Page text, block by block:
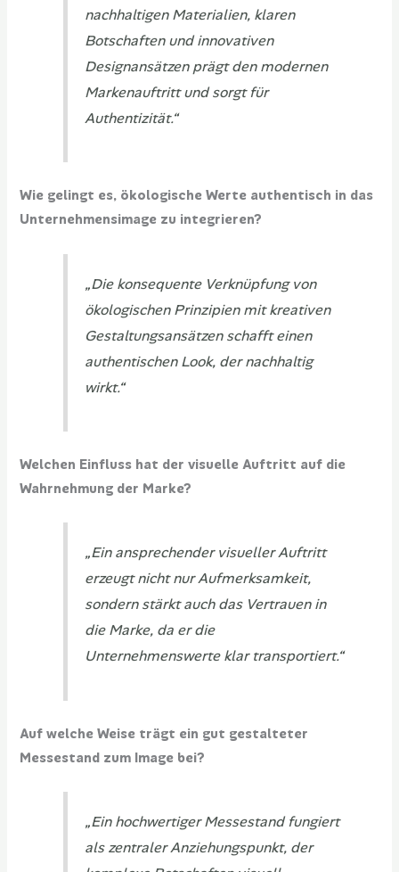
nachhaltigen Materialien, klaren
Botschaften und innovativen
Designansätzen prägt den modernen
Markenauftritt und sorgt für
Authentizität.“
Wie gelingt es, ökologische Werte authentisch in das
Unternehmensimage zu integrieren?
„Die konsequente Verknüpfung von
ökologischen Prinzipien mit kreativen
Gestaltungsansätzen schafft einen
authentischen Look, der nachhaltig
wirkt.“
Welchen Einfluss hat der visuelle Auftritt auf die
Wahrnehmung der Marke?
„Ein ansprechender visueller Auftritt
erzeugt nicht nur Aufmerksamkeit,
sondern stärkt auch das Vertrauen in
die Marke, da er die
Unternehmenswerte klar transportiert.“
Auf welche Weise trägt ein gut gestalteter
Messestand zum Image bei?
„Ein hochwertiger Messestand fungiert
als zentraler Anziehungspunkt, der